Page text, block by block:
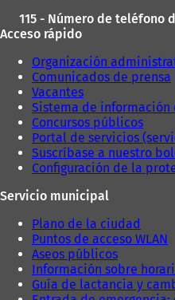
115 - Número de teléfono
Acceso rápido
Organización
Comunicados de prensa
Vacantes
Sistema de información
Concursos públicos
Portal de servicios
Suscríbase a nuestro
Configuración de la
Servicio municipal
Plano de la ciudad
Puntos de acceso WLAN
Aseos públicos
Información sobre
Guía de lactancia y